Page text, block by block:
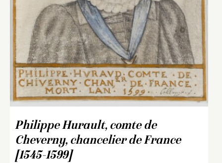
Philippe Hurault, comte de
Cheverny, chancelier de France
[1545-1599]